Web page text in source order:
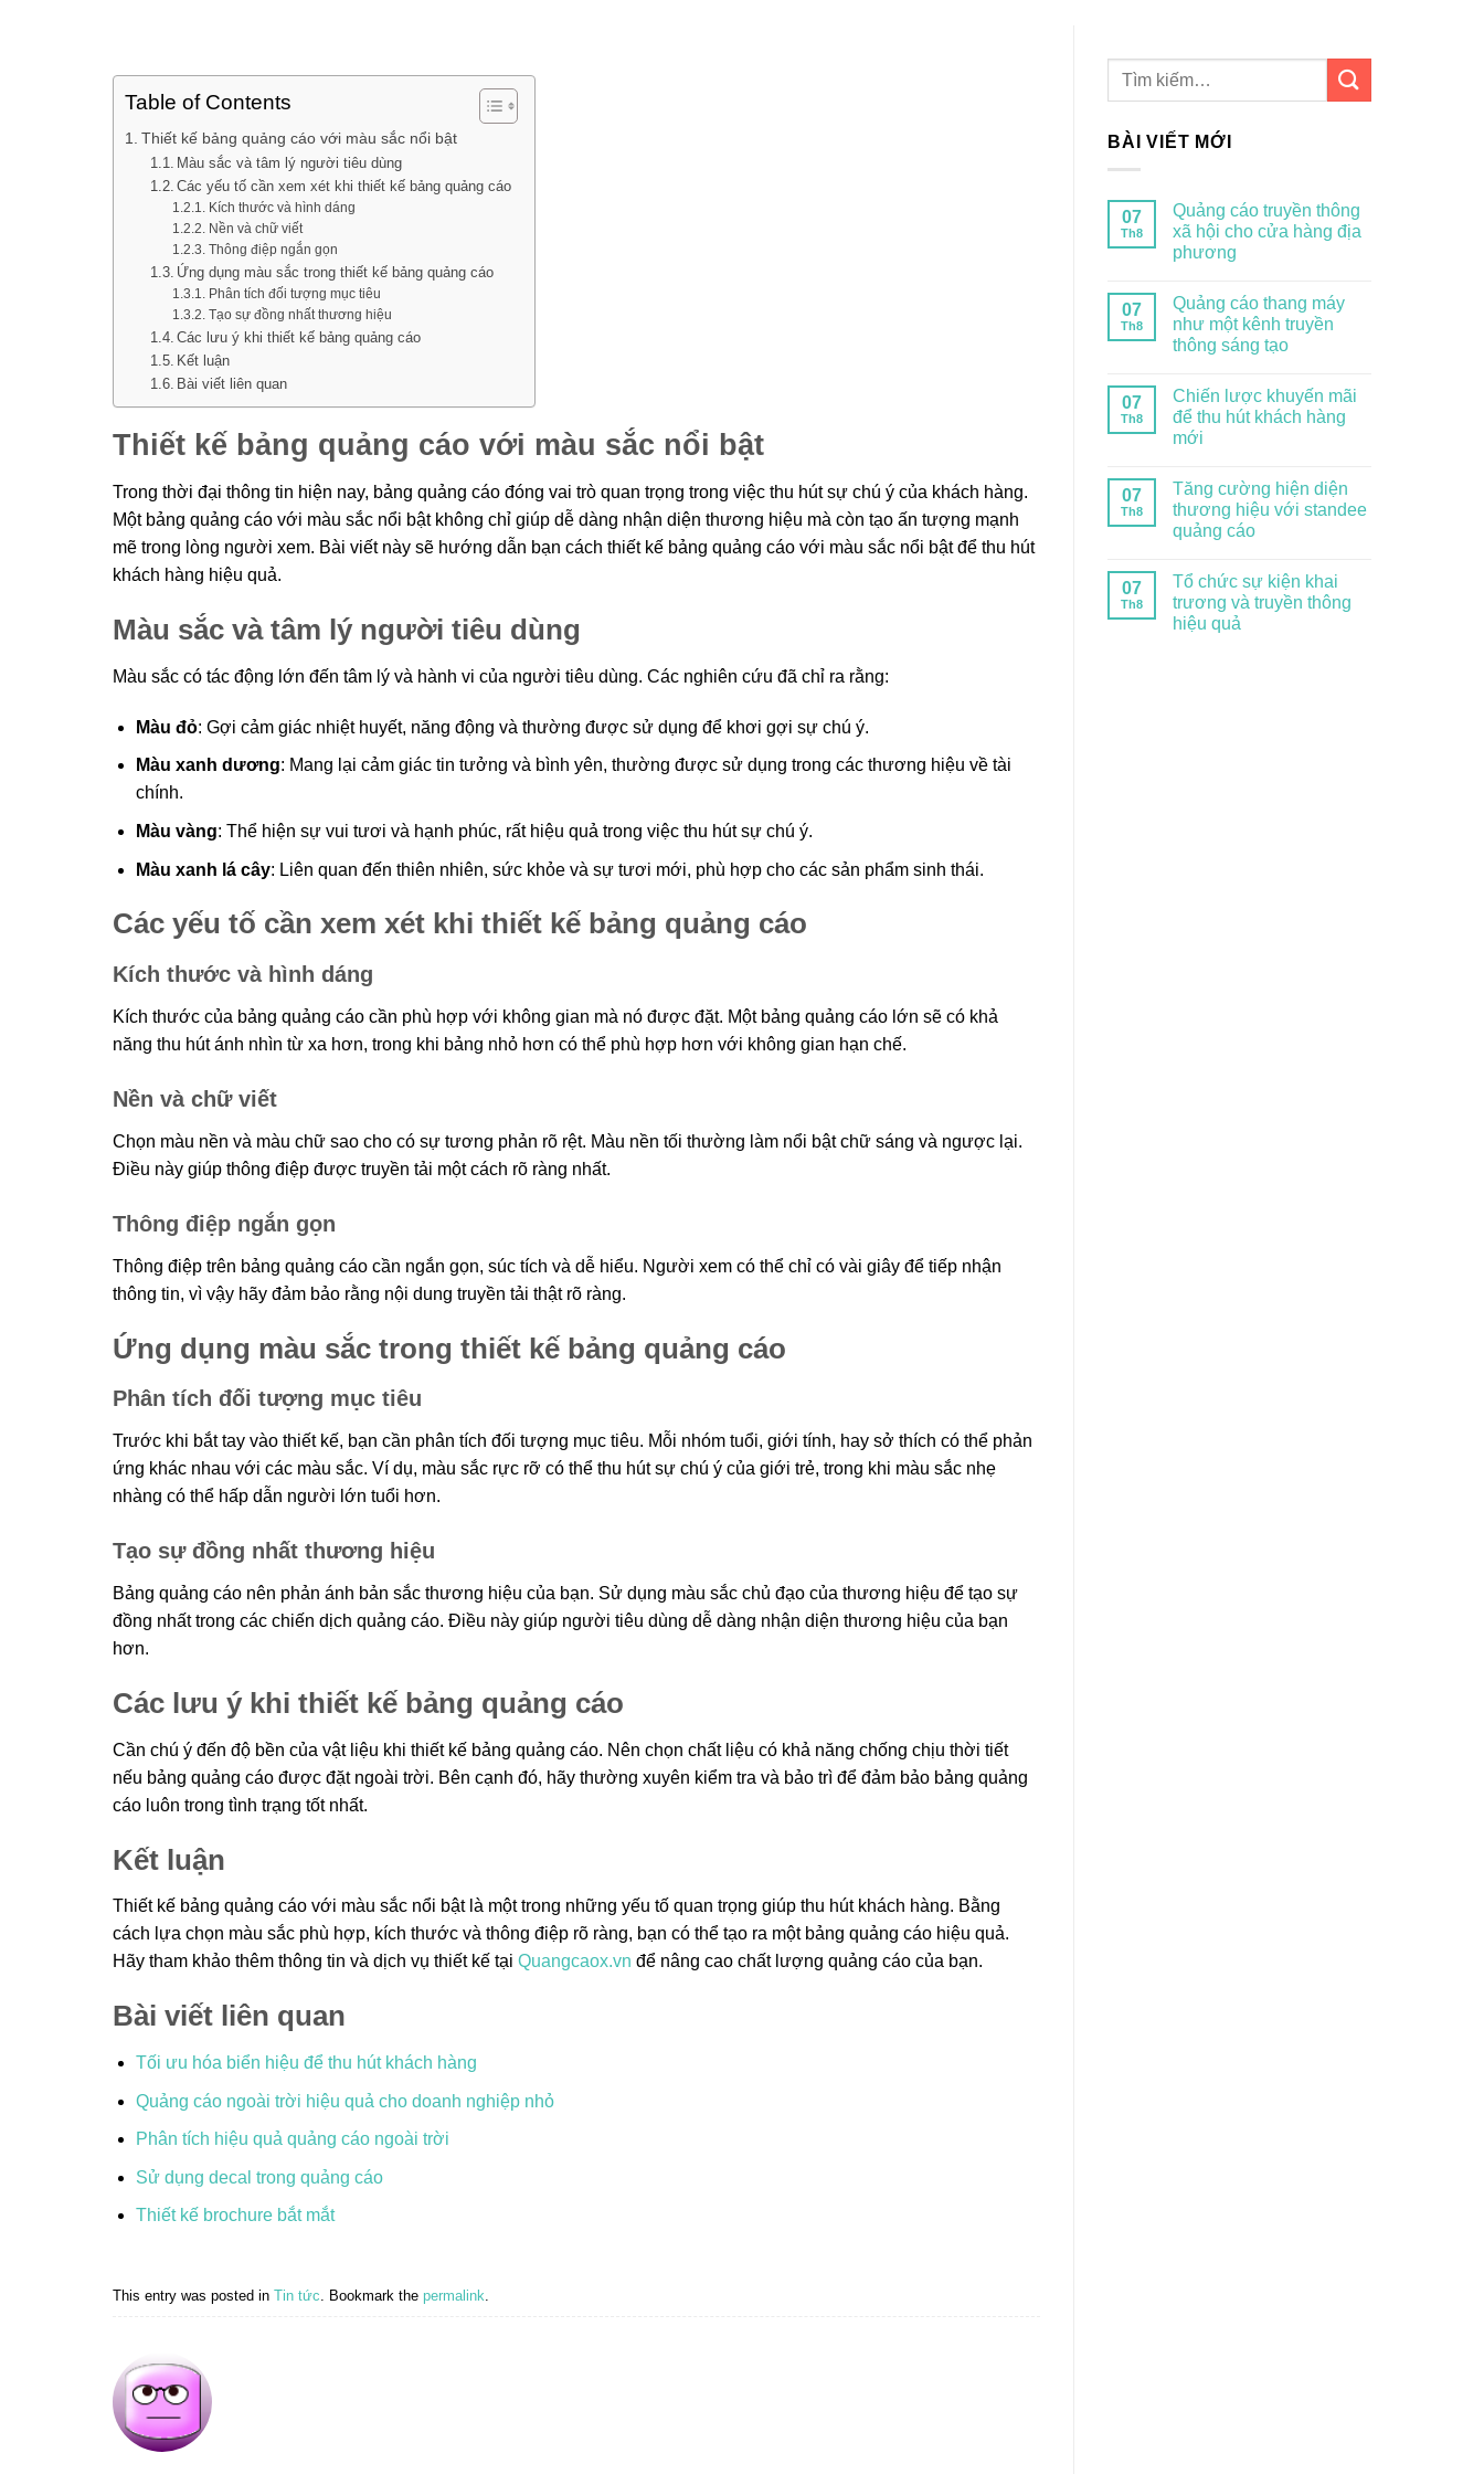
Table of Contents
Thiết kế bảng quảng cáo với màu sắc nổi bật
Màu sắc và tâm lý người tiêu dùng
Các yếu tố cần xem xét khi thiết kế bảng quảng cáo
Kích thước và hình dáng
Nền và chữ viết
Thông điệp ngắn gọn
Ứng dụng màu sắc trong thiết kế bảng quảng cáo
Phân tích đối tượng mục tiêu
Tạo sự đồng nhất thương hiệu
Các lưu ý khi thiết kế bảng quảng cáo
Kết luận
Bài viết liên quan
Thiết kế bảng quảng cáo với màu sắc nổi bật
Trong thời đại thông tin hiện nay, bảng quảng cáo đóng vai trò quan trọng trong việc thu hút sự chú ý của khách hàng.
Một bảng quảng cáo với màu sắc nổi bật không chỉ giúp dễ dàng nhận diện thương hiệu mà còn tạo ấn tượng mạnh
mẽ trong lòng người xem. Bài viết này sẽ hướng dẫn bạn cách thiết kế bảng quảng cáo với màu sắc nổi bật để thu hút
khách hàng hiệu quả.
Màu sắc và tâm lý người tiêu dùng
Màu sắc có tác động lớn đến tâm lý và hành vi của người tiêu dùng. Các nghiên cứu đã chỉ ra rằng:
Màu đỏ: Gợi cảm giác nhiệt huyết, năng động và thường được sử dụng để khơi gợi sự chú ý.
Màu xanh dương: Mang lại cảm giác tin tưởng và bình yên, thường được sử dụng trong các thương hiệu về tài
chính.
Màu vàng: Thể hiện sự vui tươi và hạnh phúc, rất hiệu quả trong việc thu hút sự chú ý.
Màu xanh lá cây: Liên quan đến thiên nhiên, sức khỏe và sự tươi mới, phù hợp cho các sản phẩm sinh thái.
Các yếu tố cần xem xét khi thiết kế bảng quảng cáo
Kích thước và hình dáng
Kích thước của bảng quảng cáo cần phù hợp với không gian mà nó được đặt. Một bảng quảng cáo lớn sẽ có khả
năng thu hút ánh nhìn từ xa hơn, trong khi bảng nhỏ hơn có thể phù hợp hơn với không gian hạn chế.
Nền và chữ viết
Chọn màu nền và màu chữ sao cho có sự tương phản rõ rệt. Màu nền tối thường làm nổi bật chữ sáng và ngược lại.
Điều này giúp thông điệp được truyền tải một cách rõ ràng nhất.
Thông điệp ngắn gọn
Thông điệp trên bảng quảng cáo cần ngắn gọn, súc tích và dễ hiểu. Người xem có thể chỉ có vài giây để tiếp nhận
thông tin, vì vậy hãy đảm bảo rằng nội dung truyền tải thật rõ ràng.
Ứng dụng màu sắc trong thiết kế bảng quảng cáo
Phân tích đối tượng mục tiêu
Trước khi bắt tay vào thiết kế, bạn cần phân tích đối tượng mục tiêu. Mỗi nhóm tuổi, giới tính, hay sở thích có thể phản
ứng khác nhau với các màu sắc. Ví dụ, màu sắc rực rỡ có thể thu hút sự chú ý của giới trẻ, trong khi màu sắc nhẹ
nhàng có thể hấp dẫn người lớn tuổi hơn.
Tạo sự đồng nhất thương hiệu
Bảng quảng cáo nên phản ánh bản sắc thương hiệu của bạn. Sử dụng màu sắc chủ đạo của thương hiệu để tạo sự
đồng nhất trong các chiến dịch quảng cáo. Điều này giúp người tiêu dùng dễ dàng nhận diện thương hiệu của bạn
hơn.
Các lưu ý khi thiết kế bảng quảng cáo
Cần chú ý đến độ bền của vật liệu khi thiết kế bảng quảng cáo. Nên chọn chất liệu có khả năng chống chịu thời tiết
nếu bảng quảng cáo được đặt ngoài trời. Bên cạnh đó, hãy thường xuyên kiểm tra và bảo trì để đảm bảo bảng quảng
cáo luôn trong tình trạng tốt nhất.
Kết luận
Thiết kế bảng quảng cáo với màu sắc nổi bật là một trong những yếu tố quan trọng giúp thu hút khách hàng. Bằng
cách lựa chọn màu sắc phù hợp, kích thước và thông điệp rõ ràng, bạn có thể tạo ra một bảng quảng cáo hiệu quả.
Hãy tham khảo thêm thông tin và dịch vụ thiết kế tại Quangcaox.vn để nâng cao chất lượng quảng cáo của bạn.
Bài viết liên quan
Tối ưu hóa biển hiệu để thu hút khách hàng
Quảng cáo ngoài trời hiệu quả cho doanh nghiệp nhỏ
Phân tích hiệu quả quảng cáo ngoài trời
Sử dụng decal trong quảng cáo
Thiết kế brochure bắt mắt
This entry was posted in Tin tức. Bookmark the permalink.
BÀI VIẾT MỚI
07
Th8
Quảng cáo truyền thông
xã hội cho cửa hàng địa
phương
07
Th8
Quảng cáo thang máy
như một kênh truyền
thông sáng tạo
07
Th8
Chiến lược khuyến mãi
để thu hút khách hàng
mới
07
Th8
Tăng cường hiện diện
thương hiệu với standee
quảng cáo
07
Th8
Tổ chức sự kiện khai
trương và truyền thông
hiệu quả